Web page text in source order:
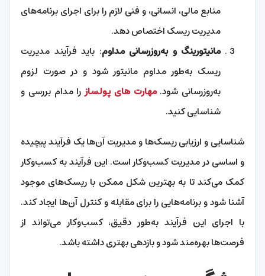
منابع مالی، انسانی، و فنی لازم را برای اجرای برنامه‌های
مدیریت ریسک اختصاص دهد.
مانیتورینگ و به‌روزرسانی مداوم: باید فرآیند مدیریت
ریسک به‌طور مداوم مانیتور شود و در صورت لزوم
به‌روزرسانی شود.مهارت های پولسازرا مدام بررسی و
شناسایی کنید.
شناسایی و ارزیابی ریسک‌ها و مدیریت آن‌ها یک فرآیند پیچیده
و اساسی در مدیریت کسب‌وکار است. این فرآیند به کسب‌وکار
کمک می‌کند تا به بهترین شکل ممکن با ریسک‌های موجود
آشنا شود و برنامه‌هایی را برای مقابله و کنترل آن‌ها ایجاد کند.
با اجرای این فرآیند به‌طور دقیق، کسب‌وکار می‌تواند از
فرصت‌ها بهره‌مند شود و بازدهی بهتری داشته باشد.